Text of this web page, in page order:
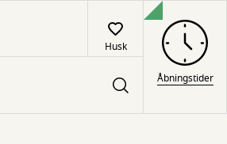
Husk
Åbningstider